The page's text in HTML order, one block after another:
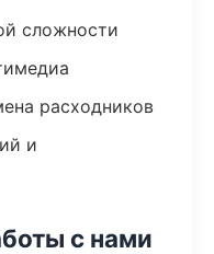
сложности
расходников
и
с нами